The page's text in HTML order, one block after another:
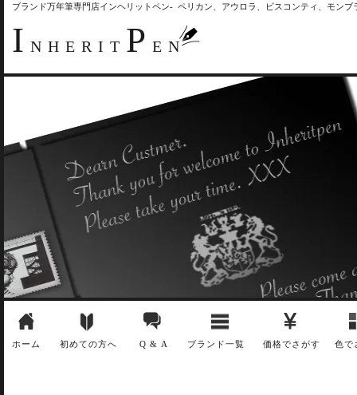
ブランド万年筆専門店インヘリットペン- ペリカン、アウロラ、ビスコンティ、モン
I NHERIT P EN
ホーム 初めての方へ Q & A ブランド一覧 価格でさがす 色で